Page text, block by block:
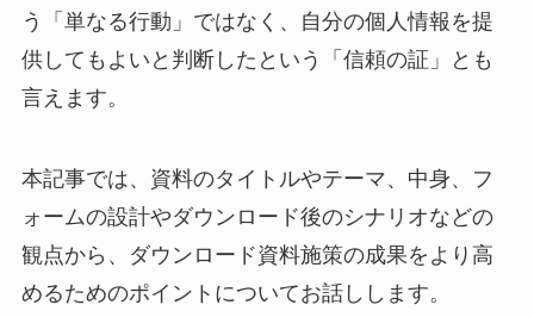
う「単なる行動」ではなく、自分の個人情報を提
供してもよいと判断したという「信頼の証」とも
言えます。
本記事では、資料のタイトルやテーマ、中身、フ
ォームの設計やダウンロード後のシナリオなどの
観点から、ダウンロード資料施策の成果をより高
めるためのポイントについてお話しします。